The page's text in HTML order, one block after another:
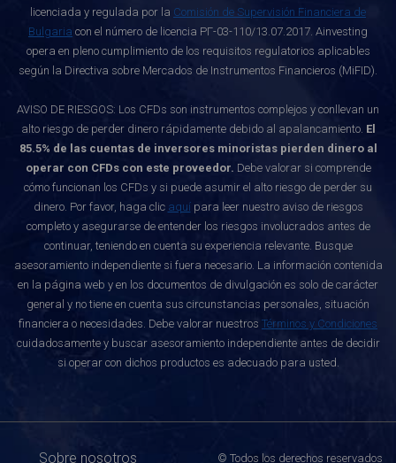
licenciada y regulada por la Comisión de Supervisión Financiera de
Bulgaria con el número de licencia РГ-03-110/13.07.2017. Ainvesting
opera en pleno cumplimiento de los requisitos regulatorios aplicables
según la Directiva sobre Mercados de Instrumentos Financieros (MiFID).
AVISO DE RIESGOS: Los CFDs son instrumentos complejos y conllevan un
alto riesgo de perder dinero rápidamente debido al apalancamiento. El
85.5% de las cuentas de inversores minoristas pierden dinero al
operar con CFDs con este proveedor. Debe valorar si comprende
cómo funcionan los CFDs y si puede asumir el alto riesgo de perder su
dinero. Por favor, haga clic aquípara leer nuestro aviso de riesgos
completo y asegurarse de entender los riesgos involucrados antes de
continuar, teniendo en cuenta su experiencia relevante. Busque
asesoramiento independiente si fuera necesario. La información contenida
en la página web y en los documentos de divulgación es solo de carácter
general y no tiene en cuenta sus circunstancias personales, situación
financiera o necesidades. Debe valorar nuestros Términos y Condiciones
cuidadosamente y buscar asesoramiento independiente antes de decidir
si operar con dichos productos es adecuado para usted.
Sobre nosotros © Todos los derechos reservados